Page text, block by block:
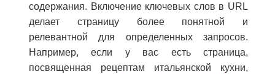
содержания. Включение ключевых слов в URL
делает страницу более понятной и
релевантной для определенных запросов.
Например, если у вас есть страница,
посвященная рецептам итальянской кухни,